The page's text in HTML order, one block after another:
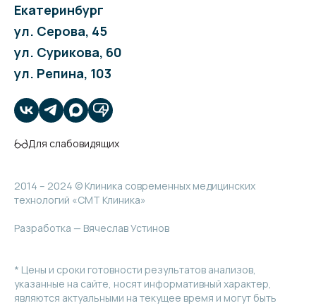
Екатеринбург
ул. Серова, 45
ул. Сурикова, 60
ул. Репина, 103
Для слабовидящих
2014 – 2024 © Клиника современных медицинских
технологий «СМТ Клиника»
Разработка — Вячеслав Устинов
* Цены и сроки готовности результатов анализов,
указанные на сайте, носят информативный характер,
являются актуальными на текущее время и могут быть